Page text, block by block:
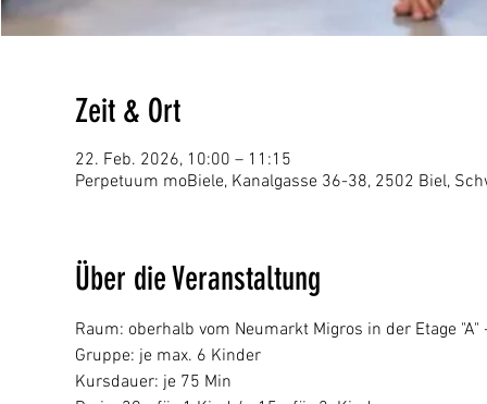
Zeit & Ort
22. Feb. 2026, 10:00 – 11:15
Perpetuum moBiele, Kanalgasse 36-38, 2502 Biel,
Über die Veranstaltung
Raum: oberhalb vom Neumarkt Migros in der Etage
Gruppe: je max. 6 Kinder
Kursdauer: je 75 Min